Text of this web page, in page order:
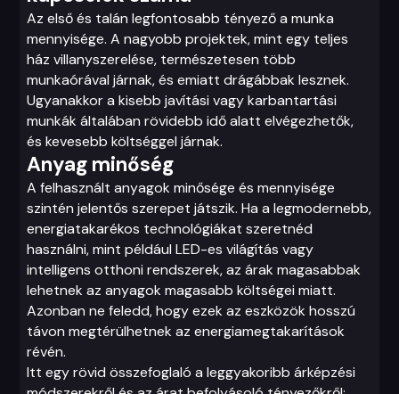
Az első és talán legfontosabb tényező a munka
mennyisége. A nagyobb projektek, mint egy teljes
ház villanyszerelése, természetesen több
munkaórával járnak, és emiatt drágábbak lesznek.
Ugyanakkor a kisebb javítási vagy karbantartási
munkák általában rövidebb idő alatt elvégezhetők,
és kevesebb költséggel járnak.
Anyag minőség
A felhasznált anyagok minősége és mennyisége
szintén jelentős szerepet játszik. Ha a legmodernebb,
energiatakarékos technológiákat szeretnéd
használni, mint például LED-es világítás vagy
intelligens otthoni rendszerek, az árak magasabbak
lehetnek az anyagok magasabb költségei miatt.
Azonban ne feledd, hogy ezek az eszközök hosszú
távon megtérülhetnek az energiamegtakarítások
révén.
Itt egy rövid összefoglaló a leggyakoribb árképzési